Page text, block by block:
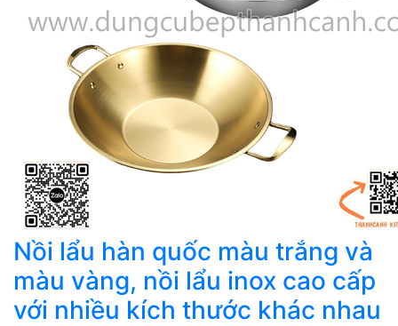
Nồi lẩu hàn quốc màu trắng và
màu vàng, nồi lẩu inox cao cấp
với nhiều kích thước khác nhau